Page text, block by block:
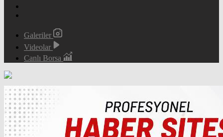
Galeriler
Videolar
Canlı Borsa